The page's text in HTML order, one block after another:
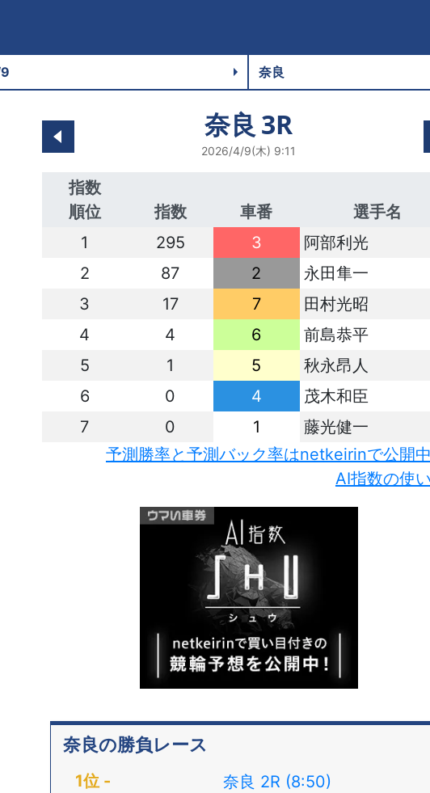
奈良 3R
2026/4/9(木) 9:11
指数
順位
指数 車番
選手名
1
295 3
阿部利光
2
87 2
永田隼一
3
17 7
田村光昭
4
4 6
前島恭平
5
1 5
秋永昂人
6
0 4
茂木和臣
7
0 1
藤光健一
予測勝率と予測バック率はnetkeirinで公開
AI指数の使
奈良の勝負レース
奈良 2R (8:50)